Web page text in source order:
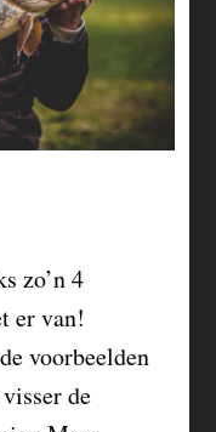
zo’n 4
er van!
voorbeelden
de